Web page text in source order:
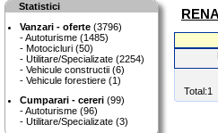
Statistici
Vanzari - oferte (3796)
Autoturisme (1485)
Motocicluri (50)
Utilitare/Specializate (2254)
Vehicule constructii (6)
Vehicule forestiere (1)
Cumparari - cereri (99)
Autoturisme (96)
Utilitare/Specializate (3)
Total:1